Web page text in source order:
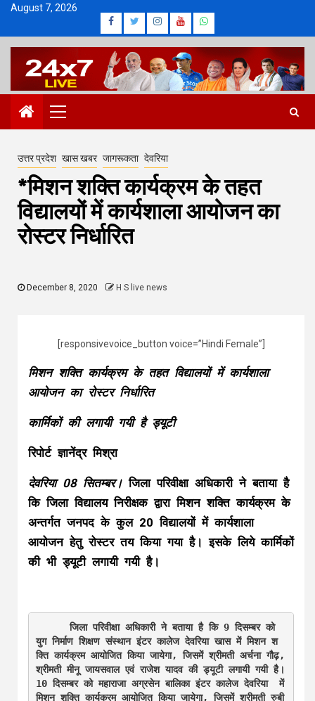
Skip
content
August 7, 2026
Facebook
Twitter
Instagram
Youtube
Whatsapp
Primary
Menu
उत्तर प्रदेश खास खबर जागरूकता देवरिया
*मिशन शक्ति कार्यक्रम के तहत
विद्यालयों में कार्यशाला आयोजन का
रोस्टर निर्धारित
December 8, 2020 H S live news
[responsivevoice_button voice=”Hindi Female”]
मिशन शक्ति कार्यक्रम के तहत विद्यालयों में कार्यशाला
आयोजन का रोस्टर निर्धारित
कार्मिकों की लगायी गयी है ड्यूटी
रिपोर्ट ज्ञानेंद्र मिश्रा
देवरिया 08 सितम्बर। जिला परिवीक्षा अधिकारी ने बताया है
कि जिला विद्यालय निरीक्षक द्वारा मिशन शक्ति कार्यक्रम के
अन्तर्गत जनपद के कुल 20 विद्यालयों में कार्यशाला
आयोजन हेतु रोस्टर तय किया गया है। इसके लिये कार्मिकों
की भी ड्यूटी लगायी गयी है।
      जिला परिवीक्षा अधिकारी ने बताया है कि 9 दिसम्बर को
युग निर्माण शिक्षण संस्थान इंटर कालेज देवरिया खास में मिशन श
क्ति कार्यक्रम आयोजित किया जायेगा, जिसमें श्रीमती अर्चना गौढ़,
श्रीमती मीनू जायसवाल एवं राजेश यादव की ड्यूटी लगायी गयी है।
10 दिसम्बर को महाराजा अग्रसेन बालिका इंटर कालेज देवरिया  में
मिशन शक्ति कार्यक्रम आयोजित किया जायेगा, जिसमें श्रीमती रुबी